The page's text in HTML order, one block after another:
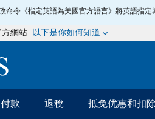
命令《指定英語為美國官方語言》將英語指
網站 以下是你如何知道
Information
付款 退稅 抵免优惠和扣